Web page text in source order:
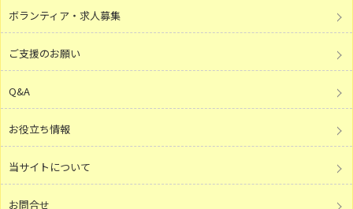
ボランティア・求人募集
ご支援のお願い
Q&A
お役立ち情報
当サイトについて
お問合せ